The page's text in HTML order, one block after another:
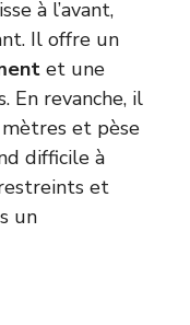
à l’avant,
Il offre un
et une
En revanche, il
et pèse
difficile à
et
un